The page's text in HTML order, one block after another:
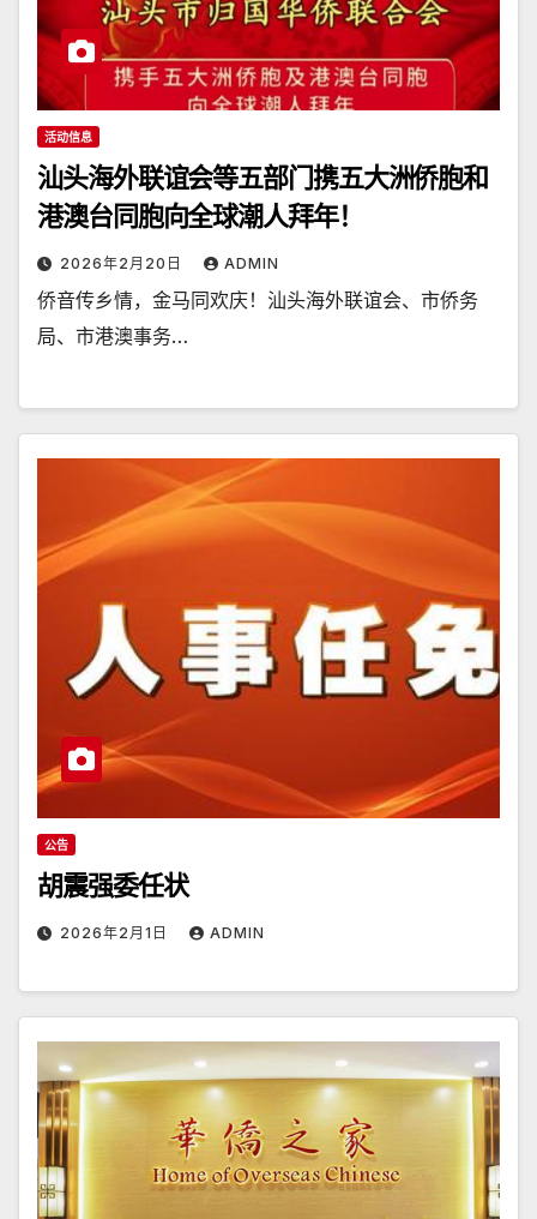
活动信息
汕头海外联谊会等五部门携五大洲侨胞和
港澳台同胞向全球潮人拜年！
2026年2月20日 ADMIN
侨音传乡情，金马同欢庆！汕头海外联谊会、市侨务
局、市港澳事务…
公告
胡震强委任状
2026年2月1日 ADMIN